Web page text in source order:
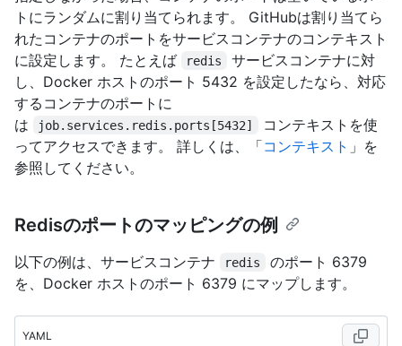
トにランダムに割り当てられます。 GitHubは割り当てら
れたコンテナのポートをサービスコンテナのコンテキスト
に設定します。 たとえば
redis
サービスコンテナに対
し、Docker ホストのポート 5432 を設定したなら、対応
するコンテナのポートに
は
job.services.redis.ports[5432]
コンテキストを使
ってアクセスできます。 詳しくは、「コンテキスト 」を
参照してください。
Redisのポートのマッピングの例
以下の例は、サービスコンテナ redis
のポート 6379
を、Docker ホストのポート 6379 にマップします。
YAML